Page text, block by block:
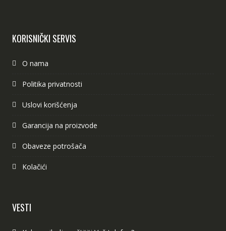
KORISNIČKI SERVIS
O nama
Politika privatnosti
Uslovi korišćenja
Garancija na proizvode
Obaveze potrošača
Kolačići
VESTI